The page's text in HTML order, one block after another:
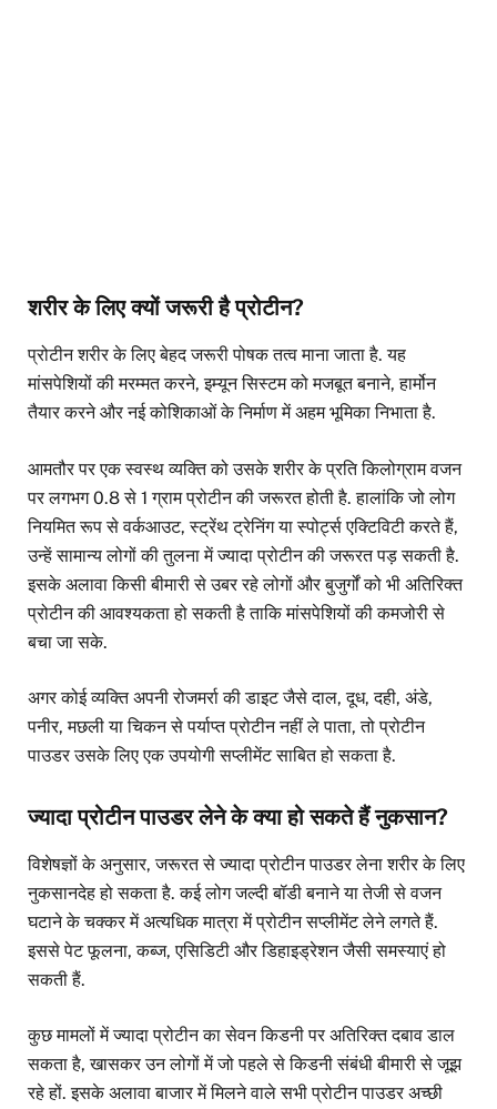
शरीर के लिए क्यों जरूरी है प्रोटीन?
प्रोटीन शरीर के लिए बेहद जरूरी पोषक तत्व माना जाता है. यह
मांसपेशियों की मरम्मत करने, इम्यून सिस्टम को मजबूत बनाने, हार्मोन
तैयार करने और नई कोशिकाओं के निर्माण में अहम भूमिका निभाता है.
आमतौर पर एक स्वस्थ व्यक्ति को उसके शरीर के प्रति किलोग्राम वजन
पर लगभग 0.8 से 1 ग्राम प्रोटीन की जरूरत होती है. हालांकि जो लोग
नियमित रूप से वर्कआउट, स्ट्रेंथ ट्रेनिंग या स्पोर्ट्स एक्टिविटी करते हैं,
उन्हें सामान्य लोगों की तुलना में ज्यादा प्रोटीन की जरूरत पड़ सकती है.
इसके अलावा किसी बीमारी से उबर रहे लोगों और बुजुर्गों को भी अतिरिक्त
प्रोटीन की आवश्यकता हो सकती है ताकि मांसपेशियों की कमजोरी से
बचा जा सके.
अगर कोई व्यक्ति अपनी रोजमर्रा की डाइट जैसे दाल, दूध, दही, अंडे,
पनीर, मछली या चिकन से पर्याप्त प्रोटीन नहीं ले पाता, तो प्रोटीन
पाउडर उसके लिए एक उपयोगी सप्लीमेंट साबित हो सकता है.
ज्यादा प्रोटीन पाउडर लेने के क्या हो सकते हैं नुकसान?
विशेषज्ञों के अनुसार, जरूरत से ज्यादा प्रोटीन पाउडर लेना शरीर के लिए
नुकसानदेह हो सकता है. कई लोग जल्दी बॉडी बनाने या तेजी से वजन
घटाने के चक्कर में अत्यधिक मात्रा में प्रोटीन सप्लीमेंट लेने लगते हैं.
इससे पेट फूलना, कब्ज, एसिडिटी और डिहाइड्रेशन जैसी समस्याएं हो
सकती हैं.
कुछ मामलों में ज्यादा प्रोटीन का सेवन किडनी पर अतिरिक्त दबाव डाल
सकता है, खासकर उन लोगों में जो पहले से किडनी संबंधी बीमारी से जूझ
रहे हों. इसके अलावा बाजार में मिलने वाले सभी प्रोटीन पाउडर अच्छी